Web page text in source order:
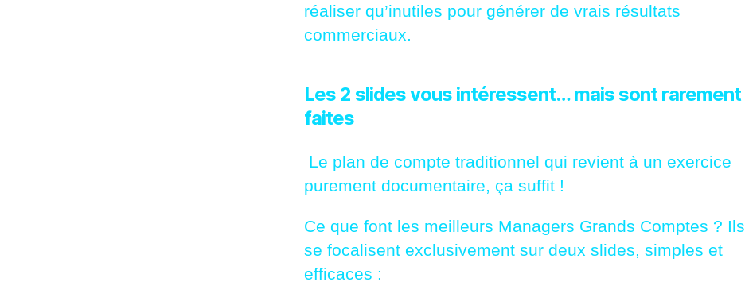
réaliser qu’inutiles pour générer de vrais résultats
commerciaux.
Les 2 slides vous intéressent… mais sont rarement
faites
Le plan de compte traditionnel qui revient à un exercice
purement documentaire, ça suffit !
Ce que font les meilleurs Managers Grands Comptes ? Ils
se focalisent exclusivement sur deux slides, simples et
efficaces :